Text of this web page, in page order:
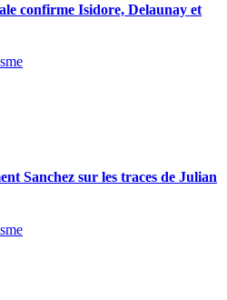
confirme Isidore, Delaunay et
Sanchez sur les traces de Julian